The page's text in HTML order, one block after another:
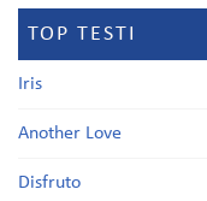
TOP TESTI
Iris
Another Love
Disfruto